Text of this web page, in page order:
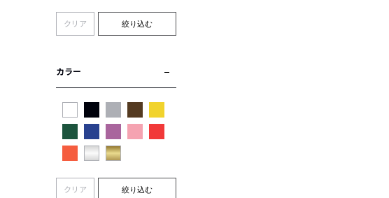
クリア 絞り込む
カラー
クリア 絞り込む